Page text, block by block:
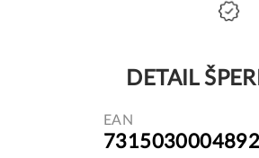
DETAIL
EAN
7315030004892